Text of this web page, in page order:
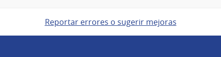
Reportar errores o sugerir mejoras